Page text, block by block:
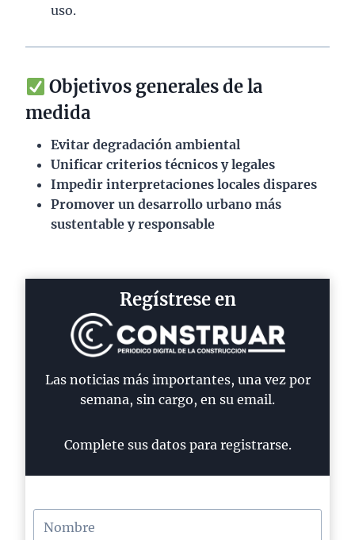
uso.
Objetivos generales de la
medida
Evitar degradación ambiental
Unificar criterios técnicos y legales
Impedir interpretaciones locales dispares
Promover un desarrollo urbano más
sustentable y responsable
Regístrese en
Las noticias más importantes, una vez por
semana, sin cargo, en su email.
Complete sus datos para registrarse.